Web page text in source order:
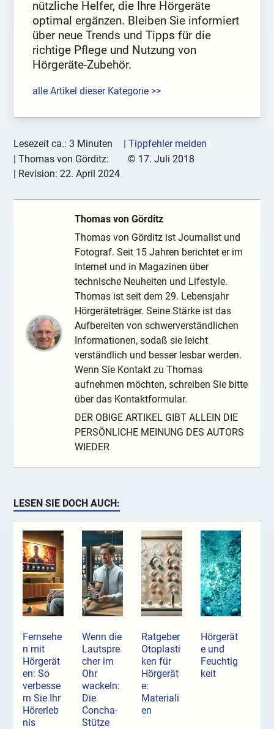
nützliche Helfer, die Ihre Hörgeräte
optimal ergänzen. Bleiben Sie informiert
über neue Trends und Tipps für die
richtige Pflege und Nutzung von
Hörgeräte-Zubehör.
alle Artikel dieser Kategorie >>
Lesezeit ca.: 3 Minuten
| Tippfehler melden
|Thomas von Görditz: © 17. Juli 2018
| Revision:22. April 2024
Thomas von Görditz
Thomas von Görditz ist Journalist und
Fotograf. Seit 15 Jahren berichtet er im
Internet und in Magazinen über
technische Neuheiten und Lifestyle.
Thomas ist seit dem 29. Lebensjahr
Hörgeräteträger. Seine Stärke ist das
Aufbereiten von schwerverständlichen
Informationen, sodaß sie leicht
verständlich und besser lesbar werden.
Wenn Sie Kontakt zu Thomas
aufnehmen möchten, schreiben Sie bitte
über das Kontaktformular.
DER OBIGE ARTIKEL GIBT ALLEIN DIE
PERSÖNLICHE MEINUNG DES AUTORS
WIEDER
LESEN SIE DOCH AUCH:
Fernsehe
n mit
Hörgerät
en: So
verbesse
rn Sie Ihr
Hörerleb
nis
Wenn die
Lautspre
cher im
Ohr
wackeln:
Die
Concha-
Stütze
Ratgeber
Otoplasti
ken für
Hörgerät
e:
Materiali
en
Hörgerät
e und
Feuchtig
keit